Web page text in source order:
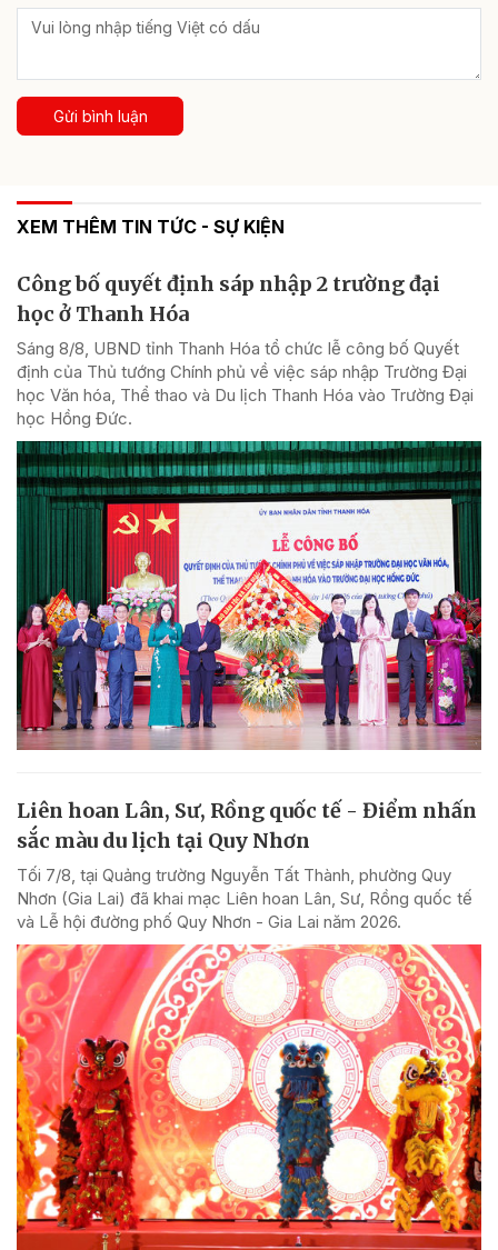
Gửi bình luận
XEM THÊM TIN TỨC - SỰ KIỆN
Công bố quyết định sáp nhập 2 trường đại
học ở Thanh Hóa
Sáng 8/8, UBND tỉnh Thanh Hóa tổ chức lễ công bố Quyết
định của Thủ tướng Chính phủ về việc sáp nhập Trường Đại
học Văn hóa, Thể thao và Du lịch Thanh Hóa vào Trường Đại
học Hồng Đức.
Liên hoan Lân, Sư, Rồng quốc tế - Điểm nhấn
sắc màu du lịch tại Quy Nhơn
Tối 7/8, tại Quảng trường Nguyễn Tất Thành, phường Quy
Nhơn (Gia Lai) đã khai mạc Liên hoan Lân, Sư, Rồng quốc tế
và Lễ hội đường phố Quy Nhơn - Gia Lai năm 2026.